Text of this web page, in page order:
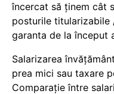
încercat să ținem cât
posturile titularizabile
garanta de la început
Salarizarea
prea mici sau taxare
Comparație între